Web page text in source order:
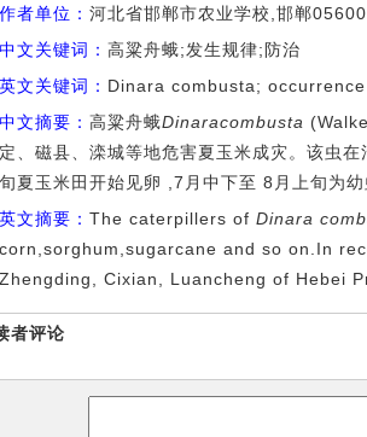
作者单位： 河北省邯郸市农业学校,邯郸
中文关键词： 高粱舟蛾;发生规律;防治
英文关键词： Dinara combusta;
中文摘要： 高粱舟蛾Dinaracombusta
定、磁县、滦城等地危害夏玉米成灾。该虫
旬夏玉米田开始见卵 ,7月中下至 8月上旬为
英文摘要： The caterpillers of Dinara
corn,sorghum,sugarcane and so on.In
Zhengding, Cixian, Luancheng of Hebei
者评论